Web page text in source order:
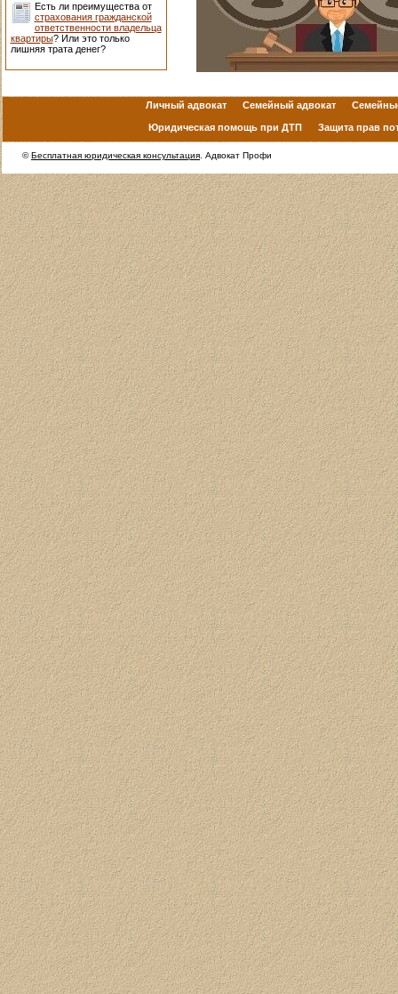
Есть ли преимущества от
страхования гражданской
ответственности владельца
квартиры? Или это только
лишняя трата денег?
Личный адвокат Семейный адвокат
Юридическая помощь при ДТП Защита прав
©Бесплатная юридическая консультация . Адвокат Профи